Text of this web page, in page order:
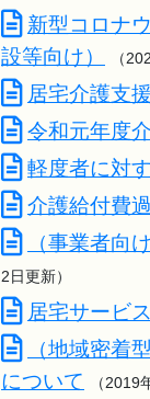
新型コロナ
設等向け）
（
居宅介護支
令和元年度
軽度者に対
介護給付費
（事業者向
2日更新）
居宅サービ
（地域密着
について
（2019